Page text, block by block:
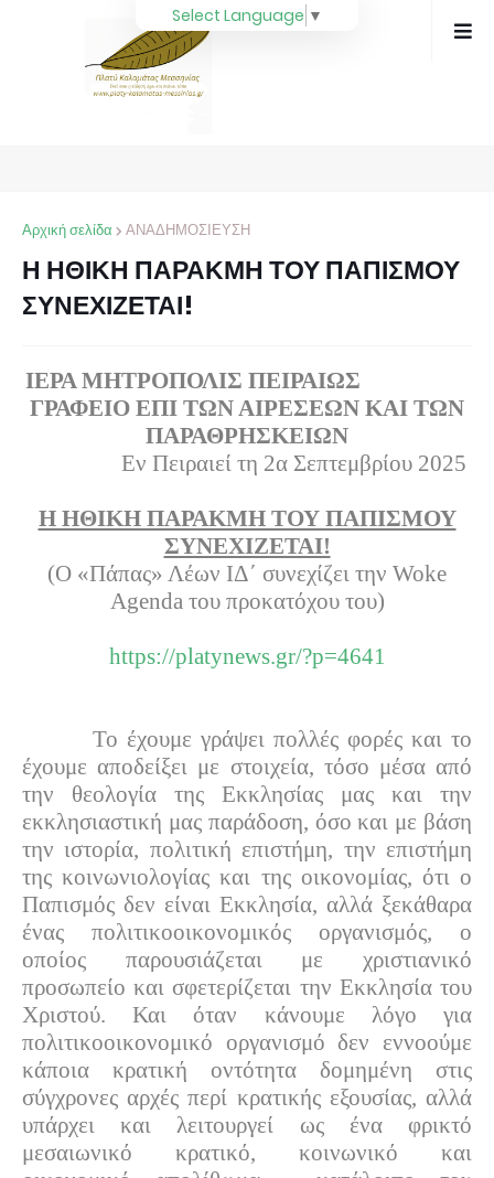
Αρχική σελίδα ΑΝΑΔΗΜΟΣΙΕΥΣΗ
Η ΗΘΙΚΗ ΠΑΡΑΚΜΗ ΤΟΥ ΠΑΠΙΣΜΟΥ
ΣΥΝΕΧΙΖΕΤΑΙ!
ΙΕΡΑ ΜΗΤΡΟΠΟΛΙΣ ΠΕΙΡΑΙΩΣ
ΓΡΑΦΕΙΟ ΕΠΙ ΤΩΝ ΑΙΡΕΣΕΩΝ ΚΑΙ ΤΩΝ
ΠΑΡΑΘΡΗΣΚΕΙΩΝ
Εν Πειραιεί τη 2α Σεπτεμβρίου 2025
Η ΗΘΙΚΗ ΠΑΡΑΚΜΗ ΤΟΥ ΠΑΠΙΣΜΟΥ
ΣΥΝΕΧΙΖΕΤΑΙ!
(Ο «Πάπας» Λέων ΙΔ΄ συνεχίζει την Woke
Agendaτου προκατόχου του)
https://platynews.gr/?p=4641
Το έχουμε γράψει πολλές φορές και το
έχουμε αποδείξει με στοιχεία, τόσο μέσα από
την θεολογία της Εκκλησίας μας και την
εκκλησιαστική μας παράδοση, όσο και με βάση
την ιστορία, πολιτική επιστήμη, την επιστήμη
της κοινωνιολογίας και της οικονομίας, ότι ο
Παπισμός δεν είναι Εκκλησία, αλλά ξεκάθαρα
ένας πολιτικοοικονομικός οργανισμός, ο
οποίος παρουσιάζεται με χριστιανικό
προσωπείο και σφετερίζεται την Εκκλησία του
Χριστού. Και όταν κάνουμε λόγο για
πολιτικοοικονομικό οργανισμό δεν εννοούμε
κάποια κρατική οντότητα δομημένη στις
σύγχρονες αρχές περί κρατικής εξουσίας, αλλά
υπάρχει και λειτουργεί ως ένα φρικτό
μεσαιωνικό κρατικό, κοινωνικό και
Select Language ▼